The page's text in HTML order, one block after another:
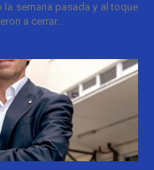
la semana pasada y al toque
a cerrar...